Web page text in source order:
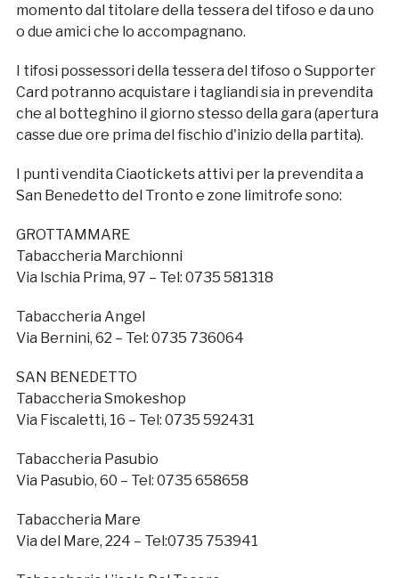
momento dal titolare della tessera del tifoso e da uno
o due amici che lo accompagnano.
I tifosi possessori della tessera del tifoso o Supporter
Card potranno acquistare i tagliandi sia in prevendita
che al botteghino il giorno stesso della gara (apertura
casse due ore prima del fischio d'inizio della partita).
I punti vendita Ciaotickets attivi per la prevendita a
San Benedetto del Tronto e zone limitrofe sono:
GROTTAMMARE
Tabaccheria Marchionni
Via Ischia Prima, 97 – Tel: 0735 581318
Tabaccheria Angel
Via Bernini, 62 – Tel: 0735 736064
SAN BENEDETTO
Tabaccheria Smokeshop
Via Fiscaletti, 16 – Tel: 0735 592431
Tabaccheria Pasubio
Via Pasubio, 60 – Tel: 0735 658658
Tabaccheria Mare
Via del Mare, 224 – Tel:0735 753941